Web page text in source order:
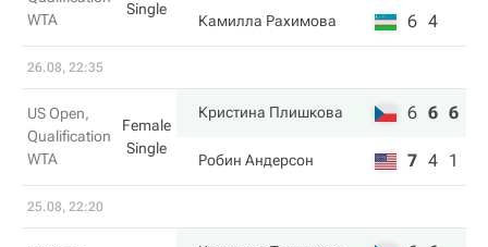
WTA
Single
Камилла Рахимова 6 4
26.08, 22:35
US Open,
Qualification
WTA
Female
Single
Кристина Плишкова 6 6 6
Робин Андерсон 7 4 1
25.08, 22:20